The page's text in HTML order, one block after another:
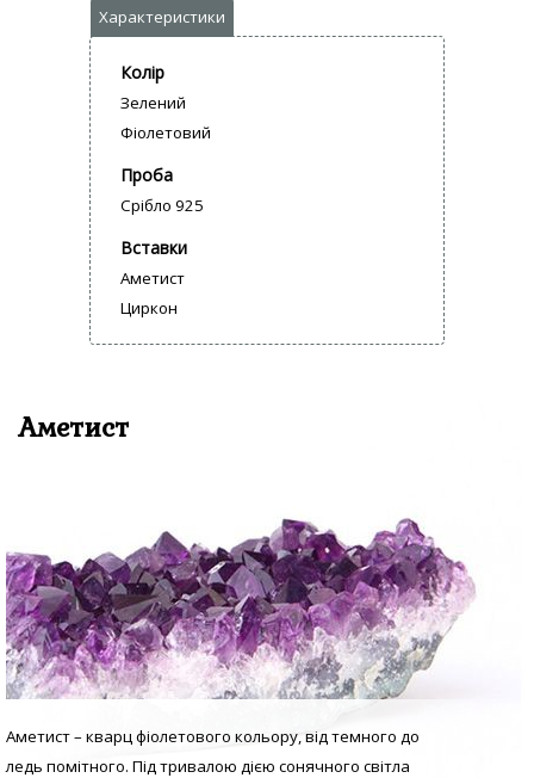
Колір
Зелений
Фіолетовий
Проба
Срібло 925
Вставки
Аметист
Циркон
Аметист
Аметист – кварц фіолетового кольору, від темного до
ледь помітного. Під тривалою дією сонячного світла